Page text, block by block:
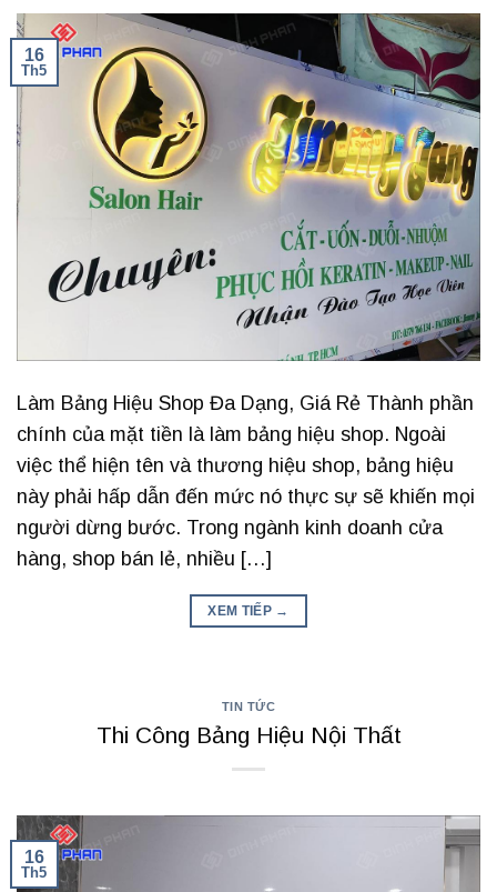
16
Th5
Làm Bảng Hiệu Shop Đa Dạng, Giá Rẻ Thành phần
chính của mặt tiền là làm bảng hiệu shop. Ngoài
việc thể hiện tên và thương hiệu shop, bảng hiệu
này phải hấp dẫn đến mức nó thực sự sẽ khiến mọi
người dừng bước. Trong ngành kinh doanh cửa
hàng, shop bán lẻ, nhiều […]
XEM TIẾP →
TIN TỨC
Thi Công Bảng Hiệu Nội Thất
16
Th5